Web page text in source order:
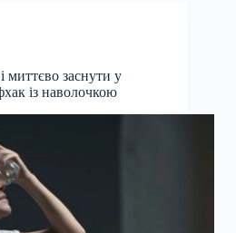
миттєво заснути у
із наволочкою